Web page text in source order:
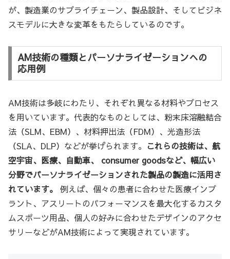
が、製造業のサプライチェーン、製品設計、そしてビジネ
スモデルに大きな変革をもたらしているのです。
AM技術の種類とパーソナライゼーションへの
応用例
AM技術は多岐にわたり、それぞれ異なる材料やプロセス
を用いています。代表的なものとしては、粉末床溶融結合
法（SLM、EBM）、材料押出法（FDM）、光造形法
（SLA、DLP）などが挙げられます。 これらの技術は、航
空宇宙、医療、自動車、 consumer goodsなど、幅広い
分野でパーソナライゼーションされた製品の製造に活用さ
れています。
例えば、個々の患者に合わせた医療インプ
ラント、アスリートのパフォーマンスを最大化するカスタ
ムスポーツ用品、個人の好みに合わせたデザインのアクセ
サリーなどがAM技術によって実現されています。